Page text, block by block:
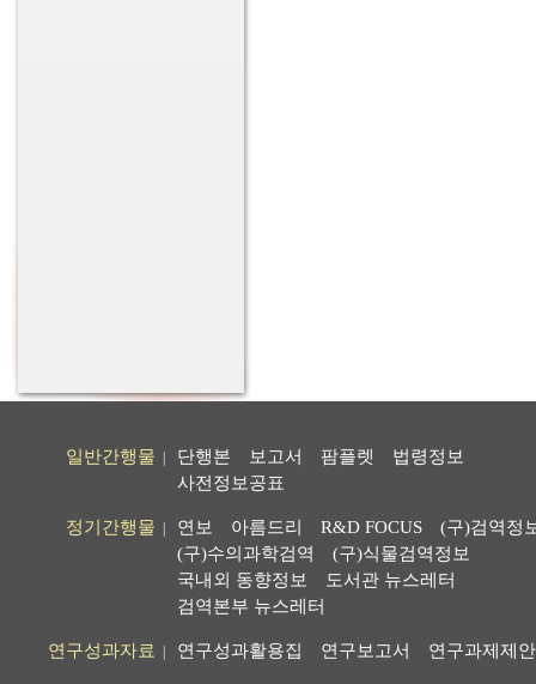
일반간행물 단행본 보고서 팜플렛
법령정보
사전정보공표
정기간행물 연보 아름드리 R&D FOCUS
(구)검역정
(구)수의과학검역
(구)식물검역정보
국내외 동향정보
도서관 뉴스레터
검역본부 뉴스레터
연구성과자료 연구성과활용집 연구보고서 연구과제제